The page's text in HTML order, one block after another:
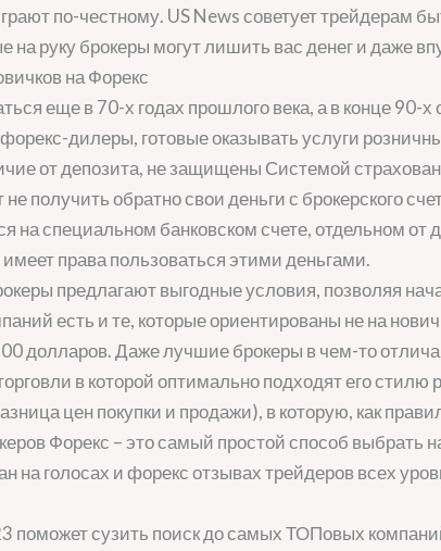
по-честному. US News советует трейдерам
руку брокеры могут лишить вас денег и даже
на Форекс
еще в 70-х годах прошлого века, а в конце 90-х
дилеры, готовые оказывать услуги
от депозита, не защищены Системой
не получить обратно свои деньги с брокерского
на специальном банковском счете, отдельном
права пользоваться этими деньгами.
предлагают выгодные условия, позволяя
есть и те, которые ориентированы не на
долларов. Даже лучшие брокеры в чем-то
в которой оптимально подходят его
цен покупки и продажи), в которую, как
Форекс – это самый простой способ выбрать
на голосах и форекс отзывах трейдеров всех
поможет сузить поиск до самых ТОПовых